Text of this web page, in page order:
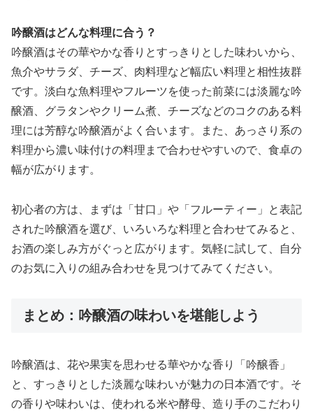
吟醸酒はどんな料理に合う？
吟醸酒はその華やかな香りとすっきりとした味わいから、
魚介やサラダ、チーズ、肉料理など幅広い料理と相性抜群
です。淡白な魚料理やフルーツを使った前菜には淡麗な吟
醸酒、グラタンやクリーム煮、チーズなどのコクのある料
理には芳醇な吟醸酒がよく合います。また、あっさり系の
料理から濃い味付けの料理まで合わせやすいので、食卓の
幅が広がります。
初心者の方は、まずは「甘口」や「フルーティー」と表記
された吟醸酒を選び、いろいろな料理と合わせてみると、
お酒の楽しみ方がぐっと広がります。気軽に試して、自分
のお気に入りの組み合わせを見つけてみてください。
まとめ：吟醸酒の味わいを堪能しよう
吟醸酒は、花や果実を思わせる華やかな香り「吟醸香」
と、すっきりとした淡麗な味わいが魅力の日本酒です。そ
の香りや味わいは、使われる米や酵母、造り手のこだわり